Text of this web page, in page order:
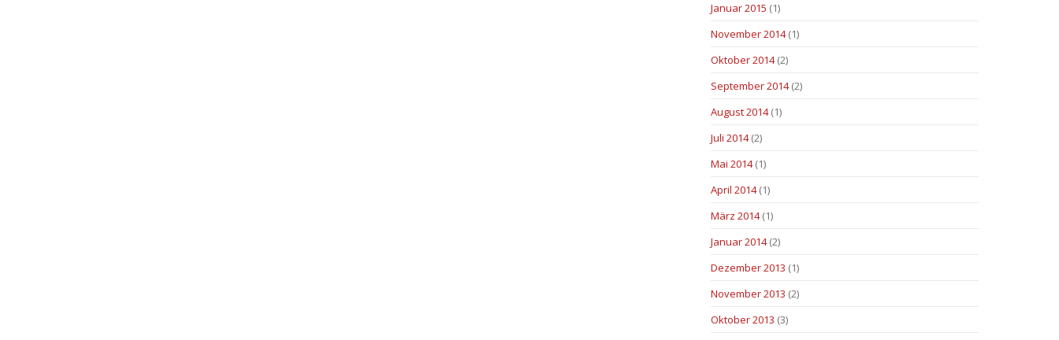
Januar 2015 (1)
November 2014(1)
Oktober 2014(2)
September 2014(2)
August 2014(1)
Juli 2014(2)
Mai 2014(1)
April 2014(1)
März 2014(1)
Januar 2014(2)
Dezember 2013 (1)
November 2013 (2)
Oktober 2013 (3)